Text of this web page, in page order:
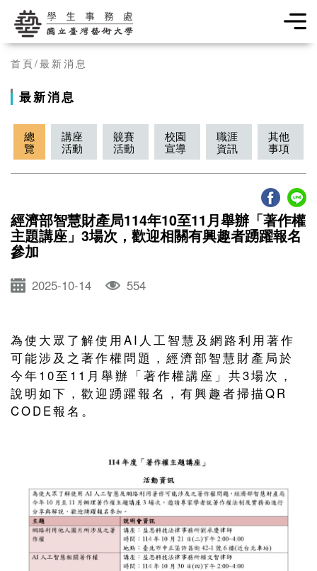
學生事務處
首頁 最新消息
最新消息
總
覽
講座
活動
竸賽
活動
校園
宣導
職涯
資訊
其他
事項
經濟部智慧財產局114年10至11月舉辦「著作權
主題講座」3場次，歡迎相關有興趣者踴躍報名
參加
2025-10-14 554
為使大眾了解使用AI人工智慧及網路利用著作
可能涉及之著作權問題，經濟部智慧財產局於
今年10至11月舉辦「著作權講座」共3場次，
說明如下，歡迎踴躍報名，有興趣者掃描QR
CODE報名。